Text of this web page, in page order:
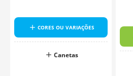
CORES OU VARIAÇÕES
Canetas